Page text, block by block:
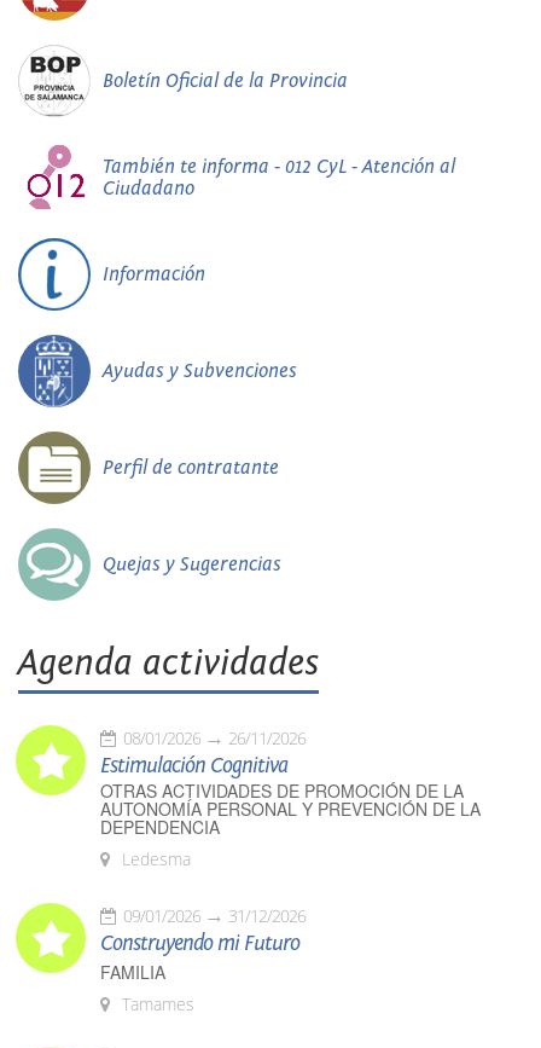
Boletín Oficial de la Provincia
También te informa - 012 CyL - Atención al
Ciudadano
Información
Ayudas y Subvenciones
Perfil de contratante
Quejas y Sugerencias
Agenda actividades
08/01/2026 26/11/2026
Estimulación Cognitiva
OTRAS ACTIVIDADES DE PROMOCIÓN DE LA
AUTONOMÍA PERSONAL Y PREVENCIÓN DE LA
DEPENDENCIA
Ledesma
09/01/2026 31/12/2026
Construyendo mi Futuro
FAMILIA
Tamames